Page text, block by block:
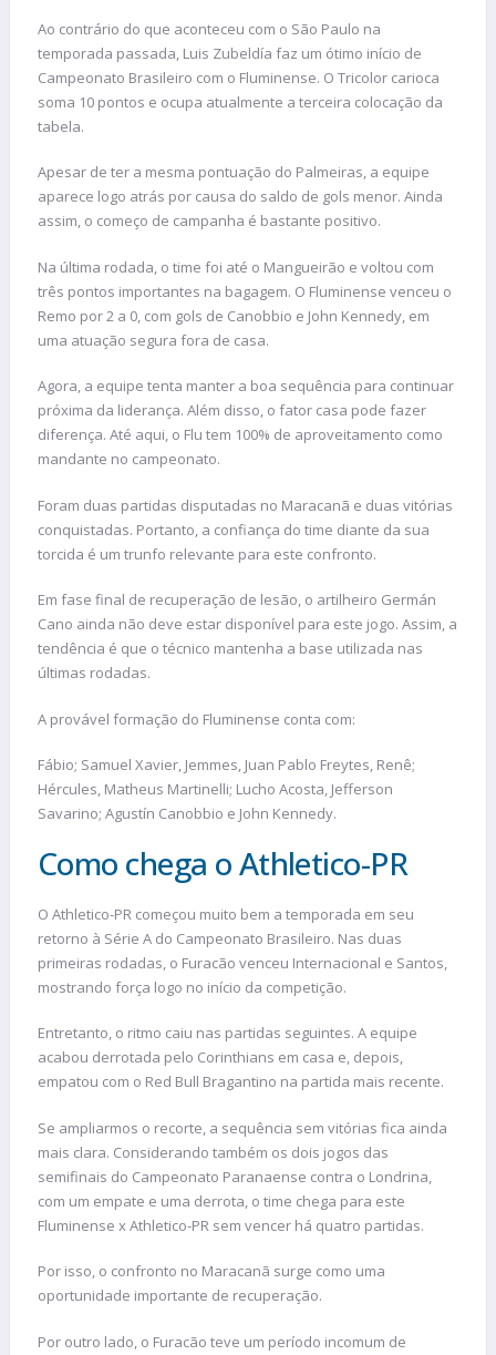
Ao contrário do que aconteceu com o São Paulo na
temporada passada, Luis Zubeldía faz um ótimo início de
Campeonato Brasileiro com o Fluminense. O Tricolor carioca
soma 10 pontos e ocupa atualmente a terceira colocação da
tabela.
Apesar de ter a mesma pontuação do Palmeiras, a equipe
aparece logo atrás por causa do saldo de gols menor. Ainda
assim, o começo de campanha é bastante positivo.
Na última rodada, o time foi até o Mangueirão e voltou com
três pontos importantes na bagagem. O Fluminense venceu o
Remo por 2 a 0, com gols de Canobbio e John Kennedy, em
uma atuação segura fora de casa.
Agora, a equipe tenta manter a boa sequência para continuar
próxima da liderança. Além disso, o fator casa pode fazer
diferença. Até aqui, o Flu tem 100% de aproveitamento como
mandante no campeonato.
Foram duas partidas disputadas no Maracanã e duas vitórias
conquistadas. Portanto, a confiança do time diante da sua
torcida é um trunfo relevante para este confronto.
Em fase final de recuperação de lesão, o artilheiro Germán
Cano ainda não deve estar disponível para este jogo. Assim, a
tendência é que o técnico mantenha a base utilizada nas
últimas rodadas.
A provável formação do Fluminense conta com:
Fábio; Samuel Xavier, Jemmes, Juan Pablo Freytes, Renê;
Hércules, Matheus Martinelli; Lucho Acosta, Jefferson
Savarino; Agustín Canobbio e John Kennedy.
Como chega o Athletico-PR
O Athletico-PR começou muito bem a temporada em seu
retorno à Série A do Campeonato Brasileiro. Nas duas
primeiras rodadas, o Furacão venceu Internacional e Santos,
mostrando força logo no início da competição.
Entretanto, o ritmo caiu nas partidas seguintes. A equipe
acabou derrotada pelo Corinthians em casa e, depois,
empatou com o Red Bull Bragantino na partida mais recente.
Se ampliarmos o recorte, a sequência sem vitórias fica ainda
mais clara. Considerando também os dois jogos das
semifinais do Campeonato Paranaense contra o Londrina,
com um empate e uma derrota, o time chega para este
Fluminense x Athletico-PR sem vencer há quatro partidas.
Por isso, o confronto no Maracanã surge como uma
oportunidade importante de recuperação.
Por outro lado, o Furacão teve um período incomum de